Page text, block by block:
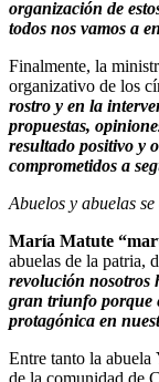
organización de
todos nos vamos a
Finalmente, la
organizativo de los
rostro y en la
propuestas,
resultado positivo y
comprometidos a
Abuelos y abuelas se
María Matute
abuelas de la patria,
revolución nosotros
gran triunfo porque
protagónica en
Entre tanto la abuela
de la comunidad de